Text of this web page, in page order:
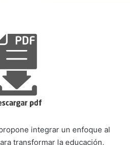
integrar un enfoque al
transformar la educación,